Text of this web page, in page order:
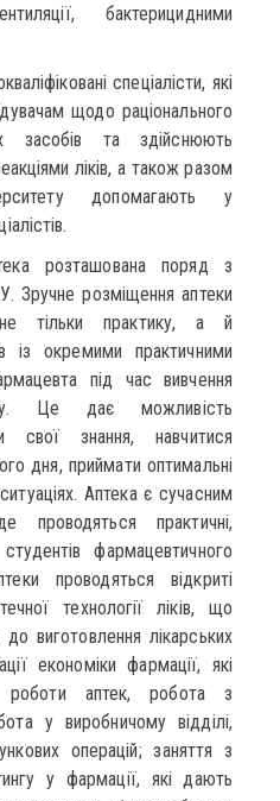
бактерицидними
спеціалісти, які
щодо раціонального
засобів та здійснюють
ліків, а також разом
допомагають у
розташована поряд з
Зручне розміщення аптеки
тільки практику, а й
із окремими практичними
під час вивчення
Це дає можливість
свої знання, навчитися
дня, приймати оптимальні
Аптека є сучасним
проводяться практичні,
фармацевтичного
проводяться відкриті
технології ліків, що
до виготовлення лікарських
економіки фармації, які
роботи аптек, робота з
у виробничому відділі,
операцій; заняття з
у фармації, які дають